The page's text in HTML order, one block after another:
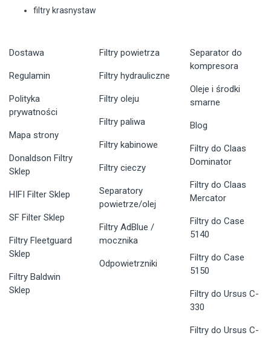
filtry krasnystaw
Dostawa
Regulamin
Polityka
prywatności
Mapa strony
Donaldson Filtry
Sklep
HIFI Filter Sklep
SF Filter Sklep
Filtry Fleetguard
Sklep
Filtry Baldwin
Sklep
Filtry powietrza
Filtry hydrauliczne
Filtry oleju
Filtry paliwa
Filtry kabinowe
Filtry cieczy
Separatory
powietrze/olej
Filtry AdBlue /
mocznika
Odpowietrzniki
Separator do
kompresora
Oleje i środki
smarne
Blog
Filtry do Claas
Dominator
Filtry do Claas
Mercator
Filtry do Case
5140
Filtry do Case
5150
Filtry do Ursus C-
330
Filtry do Ursus C-